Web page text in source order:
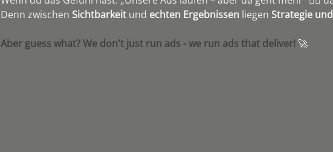
Denn zwischen Sichtbarkeit und echten Ergebnissen liegen Strategie
Aber guess what? We don't just run ads - we run ads that deliver! 🚀